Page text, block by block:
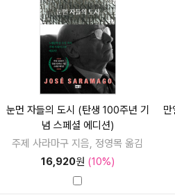
눈먼 자들의 도시 (탄생 100주년 기
념 스페셜 에디션)
주제 사라마구 지음, 정영목 옮김
16,920원 (10%)
만